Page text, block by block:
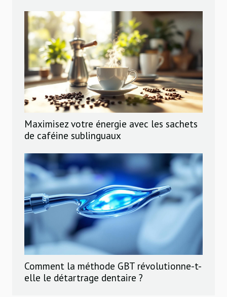
Maximisez votre énergie avec les sachets
de caféine sublinguaux
Comment la méthode GBT révolutionne-t-
elle le détartrage dentaire ?